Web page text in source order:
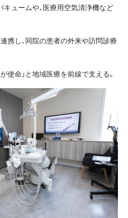
ュームや、医療用空気清浄機など
携し、同院の患者の外来や訪問診療
使命」と地域医療を前線で支える。